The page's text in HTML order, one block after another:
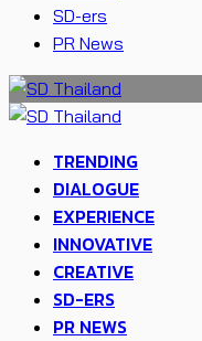
SD-ers
PR News
TRENDING
DIALOGUE
EXPERIENCE
INNOVATIVE
CREATIVE
SD-ERS
PR NEWS